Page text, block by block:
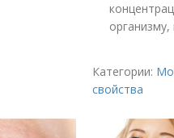
Категории:
свойства